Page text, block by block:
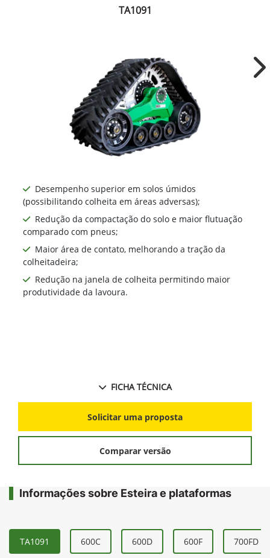
TA1091
Desempenho superior em solos úmidos
(possibilitando colheita em áreas adversas);
Redução da compactação do solo e maior flutuação
comparado com pneus;
Maior área de contato, melhorando a tração da
colheitadeira;
Redução na janela de colheita permitindo maior
produtividade da lavoura.
FICHA TÉCNICA
Solicitar uma proposta
Comparar versão
Informações sobre Esteira e plataformas
TA1091 600C 600D 600F 700FD